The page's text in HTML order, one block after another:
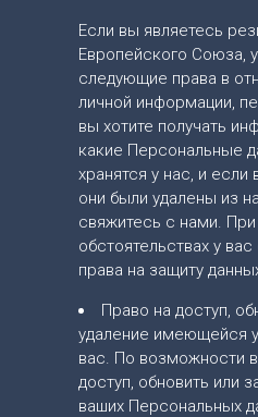
Если вы являетесь
Европейского Союза,
следующие права в
личной информации,
вы хотите получать
какие Персональные
хранятся у нас, и если
они были удалены из
свяжитесь с нами.
обстоятельствах у
права на защиту
Право на доступ,
удаление имеющейся
вас. По возможности
доступ, обновить или
ваших Персональных